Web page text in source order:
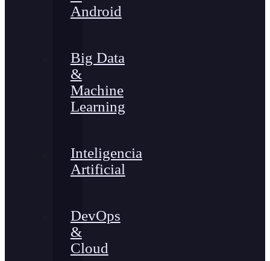
Android
Big Data
&
Machine
Learning
Inteligencia
Artificial
DevOps
&
Cloud